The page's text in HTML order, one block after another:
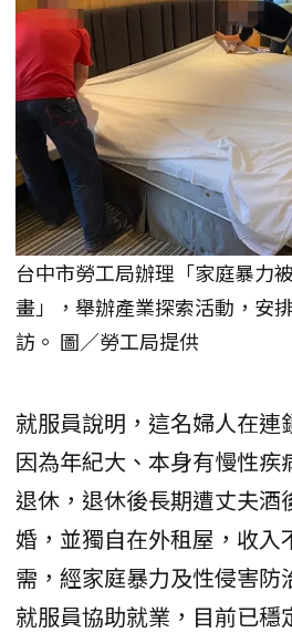
台中市勞工局辦理「家庭暴力
畫」，舉辦產業探索活動，安
訪。 圖／勞工局提供
就服員說明，這名婦人在連
因為年紀大、本身有慢性疾
退休，退休後長期遭丈夫酒
婚，並獨自在外租屋，收入
需，經家庭暴力及性侵害防
就服員協助就業，目前已穩